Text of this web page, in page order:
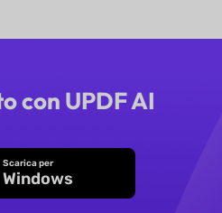
con UPDF AI
Scarica per
Windows